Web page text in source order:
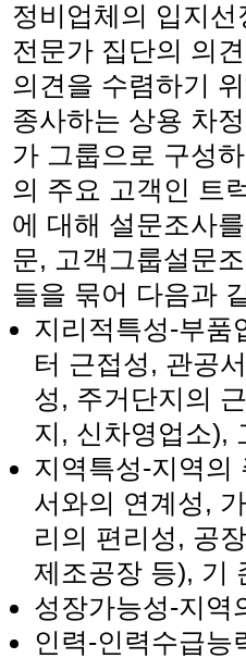
정비업체의 입지
전문가 집단의 의
의견을 수렴하기
종사하는 상용 차
가 그룹으로 구성
의 주요 고객인 트
에 대해 설문조사
문, 고객그룹설문
들을 묶어 다음과
지리적특성-부품
터 근접성, 관공
성, 주거단지의
지, 신차영업소),
지역특성-지역의
서와의 연계성,
리의 편리성, 공
제조공장 등), 기
성장가능성-지역
인력-인력수급능